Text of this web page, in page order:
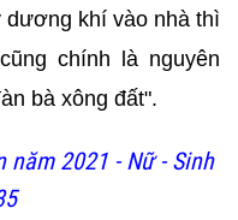
dương khí vào nhà thì
chính là nguyên
bà xông đất".
năm 2021 - Nữ - Sinh